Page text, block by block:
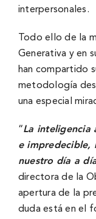
interpersonales.
Todo ello de la
Generativa y en
han compartido
metodología
una especial
“La inteligencia
e impredecible,
nuestro día a
directora de la
apertura de la
duda está en el